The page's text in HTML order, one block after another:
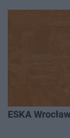
ESKA